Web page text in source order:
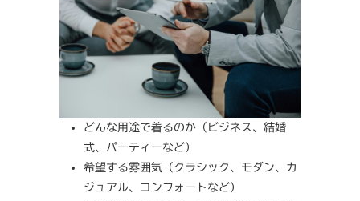
どんな用途で着るのか（ビジネス、結婚
式、パーティーなど）
希望する雰囲気（クラシック、モダン、カ
ジュアル、コンフォートなど）